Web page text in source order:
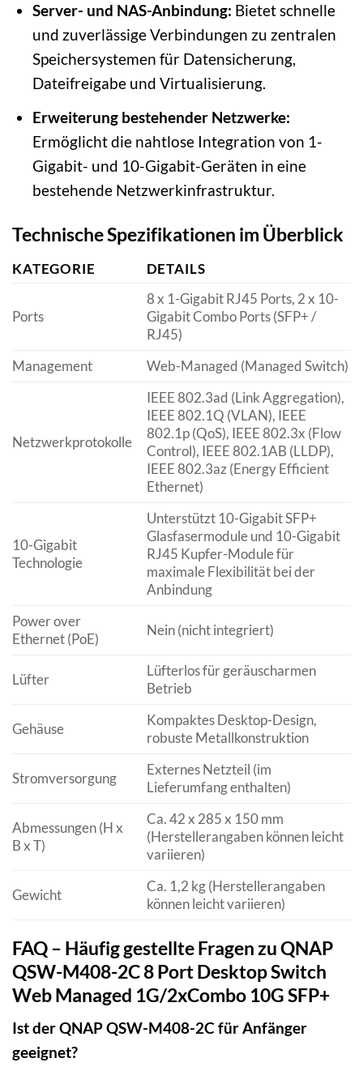
Server- und NAS-Anbindung: Bietet schnelle
und zuverlässige Verbindungen zu zentralen
Speichersystemen für Datensicherung,
Dateifreigabe und Virtualisierung.
Erweiterung bestehender Netzwerke:
Ermöglicht die nahtlose Integration von 1-
Gigabit- und 10-Gigabit-Geräten in eine
bestehende Netzwerkinfrastruktur.
Technische Spezifikationen im Überblick
KATEGORIE DETAILS
Ports
8 x 1-Gigabit RJ45 Ports, 2 x 10-
Gigabit Combo Ports (SFP+ /
RJ45)
Management
Web-Managed (Managed Switch)
Netzwerkprotokolle
IEEE 802.3ad (Link Aggregation),
IEEE 802.1Q (VLAN), IEEE
802.1p (QoS), IEEE 802.3x (Flow
Control), IEEE 802.1AB (LLDP),
IEEE 802.3az (Energy Efficient
Ethernet)
10-Gigabit
Technologie
Unterstützt 10-Gigabit SFP+
Glasfasermodule und 10-Gigabit
RJ45 Kupfer-Module für
maximale Flexibilität bei der
Anbindung
Power over
Ethernet (PoE)
Nein (nicht integriert)
Lüfter
Lüfterlos für geräuscharmen
Betrieb
Gehäuse
Kompaktes Desktop-Design,
robuste Metallkonstruktion
Stromversorgung
Externes Netzteil (im
Lieferumfang enthalten)
Abmessungen (H x
B x T)
Ca. 42 x 285 x 150 mm
(Herstellerangaben können leicht
variieren)
Gewicht
Ca. 1,2 kg (Herstellerangaben
können leicht variieren)
FAQ – Häufig gestellte Fragen zu QNAP
QSW-M408-2C 8 Port Desktop Switch
Web Managed 1G/2xCombo 10G SFP+
Ist der QNAP QSW-M408-2C für Anfänger
geeignet?